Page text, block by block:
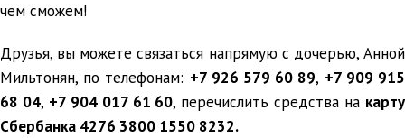
чем сможем!
Друзья, вы можете связаться напрямую с дочерью, Анной
Мильтонян, по телефонам: +7 926 579 60 89, +7 909 915
68 04, +7 904 017 61 60, перечислить средства на карту
Сбербанка 4276 3800 1550 8232.